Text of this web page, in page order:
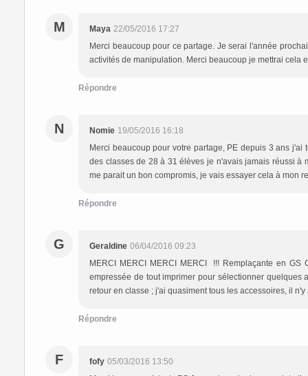
M Maya 22/05/2016 17:27
Merci beaucoup pour ce partage. Je serai l'année
activités de manipulation. Merci beaucoup je mettrai cela
Répondre
N Nomie 19/05/2016 16:18
Merci beaucoup pour votre partage, PE depuis 3 ans
des classes de 28 à 31 élèves je n'avais jamais réussi à
me parait un bon compromis, je vais essayer cela à mon
Répondre
G Geraldine 06/04/2016 09:23
MERCI MERCI MERCI MERCI !!! Remplaçante en
empressée de tout imprimer pour sélectionner
retour en classe ; j'ai quasiment tous les accessoires, il n'y
Répondre
F fofy 05/03/2016 13:50